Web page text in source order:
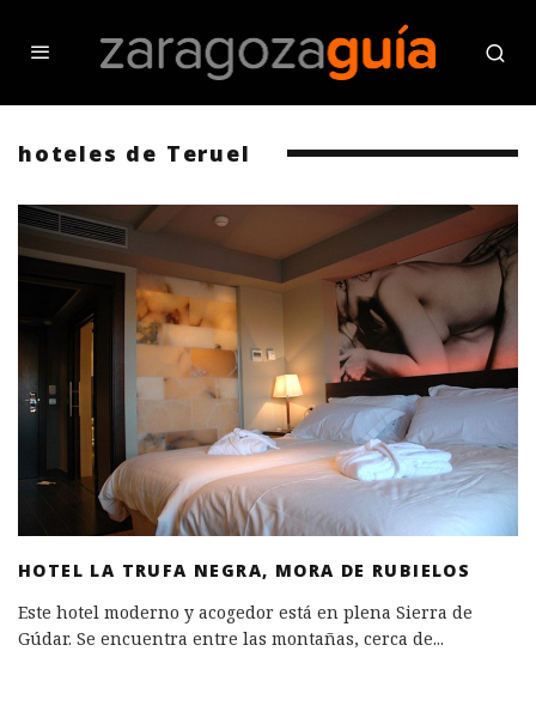
hoteles de Teruel
HOTEL LA TRUFA NEGRA, MORA DE RUBIELOS
Este hotel moderno y acogedor está en plena Sierra de
Gúdar. Se encuentra entre las montañas, cerca de...